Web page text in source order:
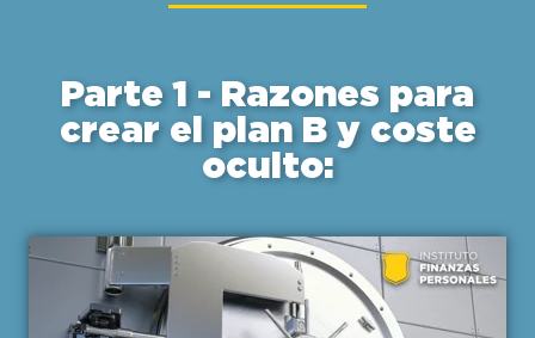
Parte 1 - Razones para
crear el plan B y coste
oculto: